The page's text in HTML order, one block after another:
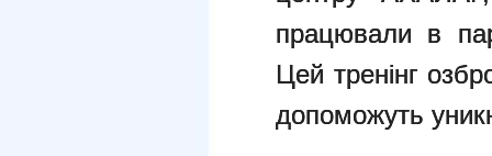
працювали в
Цей тренінг
допоможуть